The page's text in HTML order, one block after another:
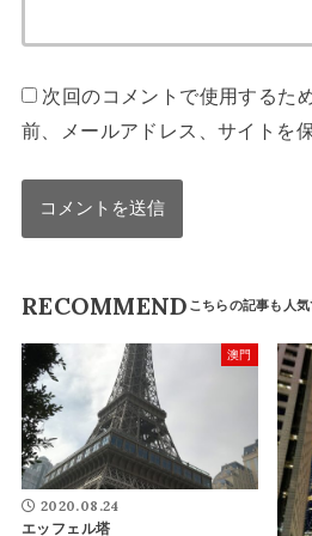
次回のコメントで使用するた
前、メールアドレス、サイトを
RECOMMEND
澳門
2020.08.24
エッフェル塔